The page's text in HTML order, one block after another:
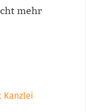
mehr